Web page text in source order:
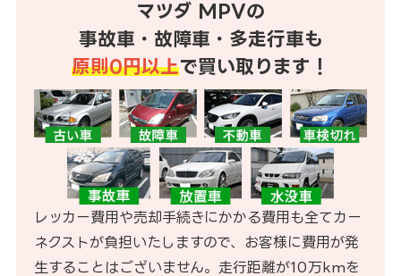
マツダ MPVの
事故車・故障車・多走行車も
原則0円以上で買い取ります！
レッカー費用や売却手続きにかかる費用も全てカー
ネクストが負担いたしますので、お客様に費用が発
生することはございません。走行距離が10万kmを